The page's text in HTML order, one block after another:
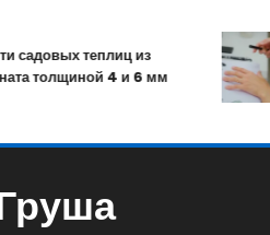
садовых теплиц из
толщиной 4 и 6 мм